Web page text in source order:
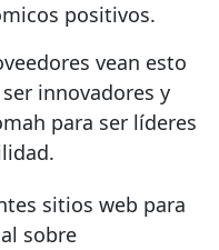
positivos.
vean esto
innovadores y
para ser líderes
sitios web para
sobre